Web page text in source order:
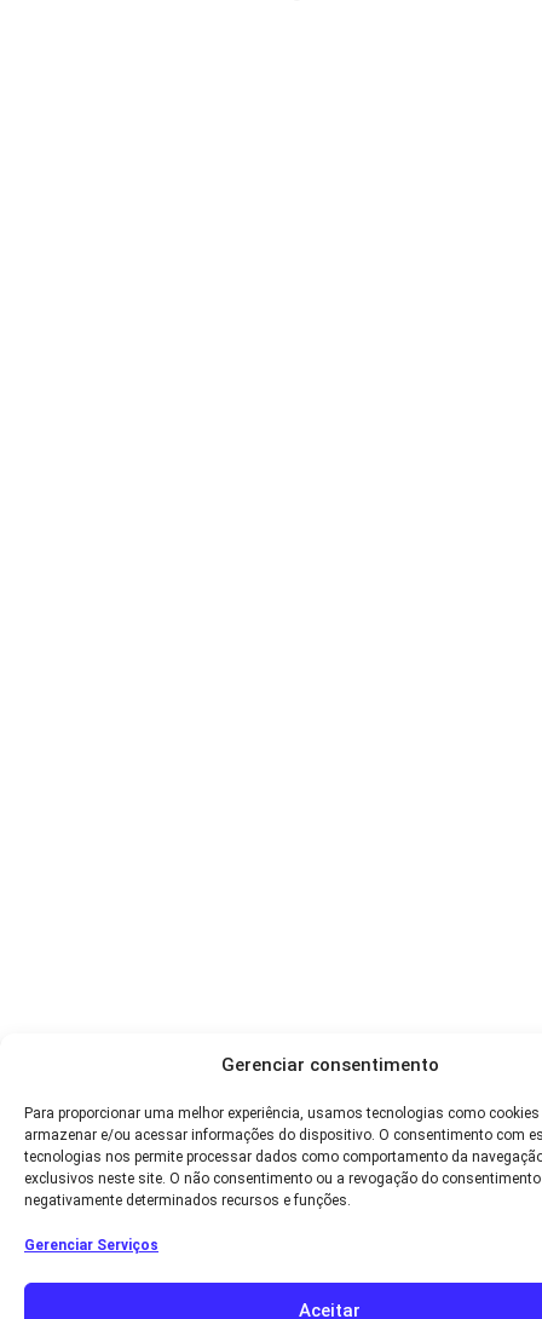
Gerenciar consentimento
Para proporcionar uma melhor experiência, usamos tecnologias como cookies
armazenar e/ou acessar informações do dispositivo. O consentimento com
tecnologias nos permite processar dados como comportamento da
exclusivos neste site. O não consentimento ou a revogação do
negativamente determinados recursos e funções.
Gerenciar Serviços
Aceitar